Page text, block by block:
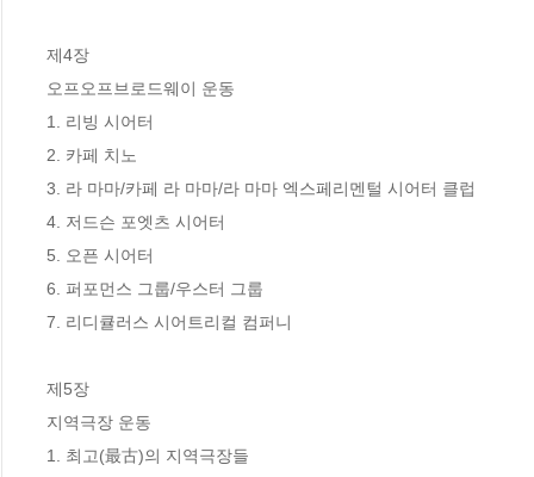
제4장
오프오프브로드웨이 운동
1. 리빙 시어터
2. 카페 치노
3. 라 마마/카페 라 마마/라 마마 엑스페리멘털 시어터 클럽
4. 저드슨 포엣츠 시어터
5. 오픈 시어터
6. 퍼포먼스 그룹/우스터 그룹
7. 리디큘러스 시어트리컬 컴퍼니
제5장
지역극장 운동
1. 최고(最古)의 지역극장들